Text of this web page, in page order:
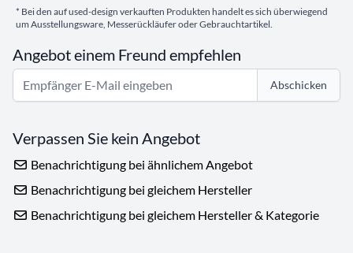
* Bei den auf used-design verkauften Produkten handelt es sich überwiegend
um Ausstellungsware, Messerückläufer oder Gebrauchtartikel.
Angebot einem Freund empfehlen
Abschicken
Verpassen Sie kein Angebot
Benachrichtigung bei ähnlichem Angebot
Benachrichtigung bei gleichem Hersteller
Benachrichtigung bei gleichem Hersteller & Kategorie